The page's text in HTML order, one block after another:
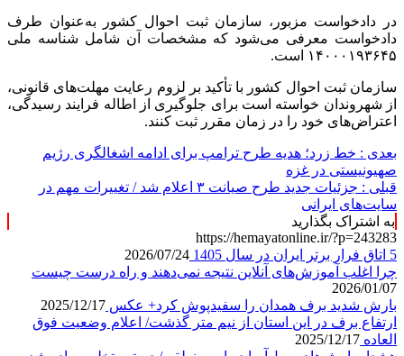
در دادخواست مزبور، سازمان ثبت احوال کشور به‌عنوان طرف
دادخواست معرفی می‌شود که مشخصات آن شامل شناسه ملی
۱۴۰۰۰۱۹۳۶۴۵ است.
سازمان ثبت احوال کشور با تأکید بر لزوم رعایت مهلت‌های قانونی،
از شهروندان خواسته است برای جلوگیری از اطاله فرایند رسیدگی،
اعتراض‌های خود را در زمان مقرر ثبت کنند.
بعدی : خط زرد؛ هدیه طرح ترامپ برای ادامه اشغالگری رژیم
صهیونیستی در غزه
قبلی :
جزئیات جدید طرح صیانت ۳ اعلام شد / تغییرات مهم در
سایت‌های ایرانی
به اشتراک بگذارید
https://hemayatonline.ir/?p=243283
5 اتاق فرار برتر ایران در سال 1405
2026/07/24
چرا اغلب آموزش‌های آنلاین نتیجه نمی‌دهند و راه درست چیست
2026/01/07
بارش شدید برف همدان را سفیدپوش کرد+ عکس 2025/12/17
ارتفاع برف در این استان از نیم متر گذشت/ اعلام وضعیت فوق
العاده 2025/12/17